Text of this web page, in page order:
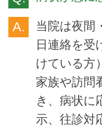
当院は夜間
日連絡を受
けている方
家族や訪問
き、病状に
示、往診対